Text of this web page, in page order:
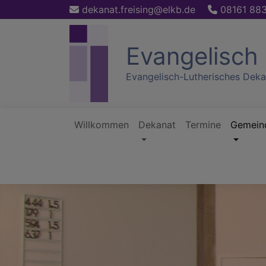
zum
dekanat.freising@elkb.de 08161
Evangelisch-Lutherisches
Willkommen Dekanat Termine